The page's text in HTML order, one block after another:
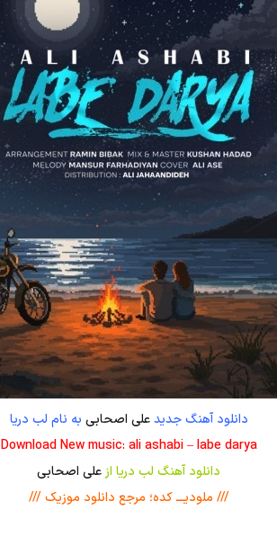
دانلود آهنگ جدیدعلی اصحابی به نام لب دریا
Download New music: ali ashabi – labe darya
دانلود آهنگ لب دریا ازعلی اصحابی
/// ملودیـــ کده؛ مرجع دانلود موزیک ///